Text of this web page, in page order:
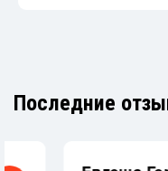
Последние